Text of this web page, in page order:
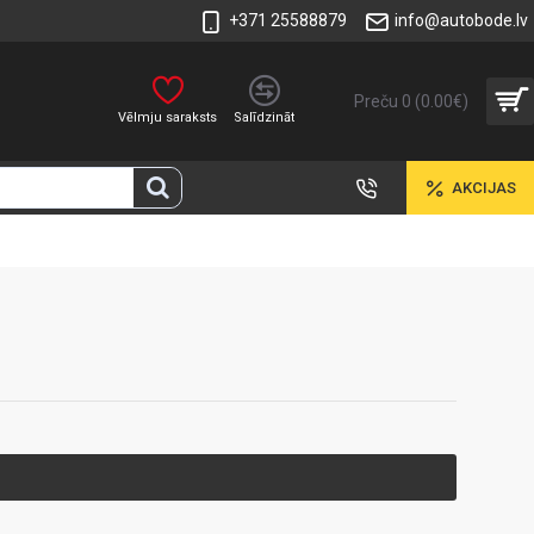
+371 25588879 info@autobode.lv
Vēlmju saraksts Salīdzināt
Preču 0 (0.00€)
AKCIJAS